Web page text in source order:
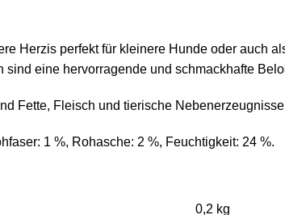
Herzis perfekt für kleinere Hunde oder auch
eine hervorragende und schmackhafte
Fette, Fleisch und tierische
1 %, Rohasche: 2 %, Feuchtigkeit: 24 %.
0,2 kg